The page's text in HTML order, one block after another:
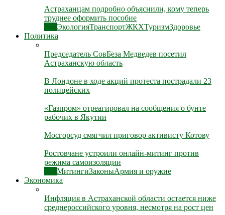
Астраханцам подробно объяснили, кому теперь
труднее оформить пособие
ЭкологияТранспортЖКХТуризмЗдоровье
Политика
Председатель СовБеза Медведев посетил
Астраханскую область
В Лондоне в ходе акций протеста пострадали 23
полицейских
«Газпром» отреагировал на сообщения о бунте
рабочих в Якутии
Мосгорсуд смягчил приговор активисту Котову
Ростовчане устроили онлайн-митинг против
режима самоизоляции
МитингиЗаконыАрмия и оружие
Экономика
Инфляция в Астраханской области остается ниже
среднероссийского уровня, несмотря на рост цен